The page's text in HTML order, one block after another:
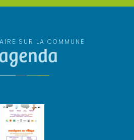
SUR LA COMMUNE